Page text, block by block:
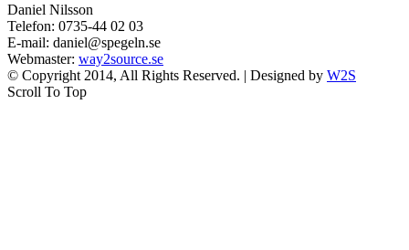
Daniel Nilsson
Telefon: 0735-44 02 03
E-mail: daniel@spegeln.se
Webmaster: way2source.se
© Copyright 2014, All Rights Reserved. | Designed by W2S
Scroll To Top